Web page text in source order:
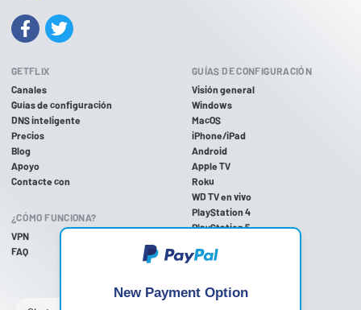
GETFLIX
Canales
Guías de configuración
DNS inteligente
Precios
Blog
Apoyo
Contacte con
¿CÓMO FUNCIONA?
VPN
FAQ
GUÍAS DE CONFIGURACIÓN
Visión general
Windows
MacOS
iPhone/iPad
Android
Apple TV
Roku
WD TV en vivo
PlayStation 4
PlayStation 5
Xbox One
Nintendo Wii U
Nintendo Wii
New Payment Option